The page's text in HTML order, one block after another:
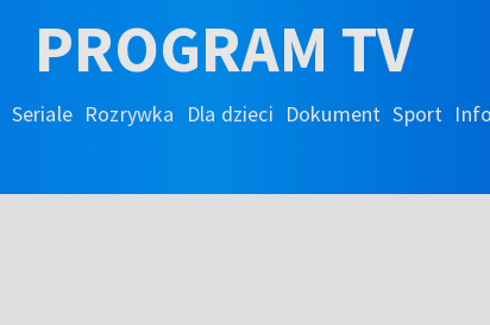
PROGRAM TV
Seriale Rozrywka Dla dzieci Dokument Sport